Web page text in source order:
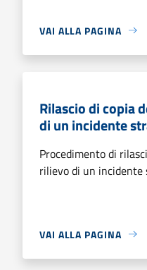
VAI ALLA PAGINA
Rilascio di copia
di un incidente
Procedimento di
rilievo di un incidente
VAI ALLA PAGINA